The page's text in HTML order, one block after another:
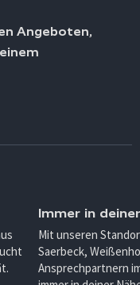
Angeboten,
Immer in
Mit unseren
Saerbeck,
Ansprechpartnern